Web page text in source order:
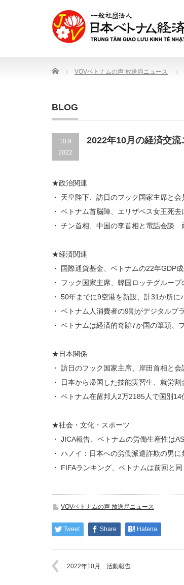
Home VOVベトナムの声 放送局ニュース
BLOG
10.9
2022
2022年10月の経済交流
★政治関連
・ 天皇陛下、訪日のフック国家主席と会
・ ベトナム首脳陣、エリザベス女王死去
・ チン首相、中国の李首相と電話会談
★経済関連
・ 国際通貨基金、ベトナムの22年GDP
・ フック国家主席、韓国ロッテグループ
・ 50年までに9空港を新設、計31か所
・ ベトナム人消費者の9割がデジタルプ
・ ベトナムは経済的奇跡7か国の筆頭、
★日本関係
・ 訪日のフック国家主席、岸田首相と
・ 日本から帰国した技能実習生、就労割
・ ベトナム在留邦人2万2185人で国別
★社会・文化・スポーツ
・ JICA報告、ベトナムの労働生産性は
・ ハノイ：日本への労働派遣詐欺の男
・ FIFAランキング、ベトナムは前回と
VOVベトナムの声 放送局ニュース
Tweet Share Hatena
2022年10月 活動報告